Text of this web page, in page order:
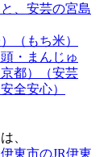
、安芸の宮島
（もち米）
・まんじゅ
都）（安芸
全安心）
、
東市のJR伊東